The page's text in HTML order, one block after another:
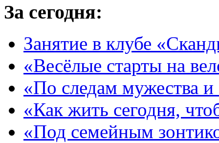
За сегодня:
Занятие в клубе
«Весёлые старты на
«По следам мужества и
«Как жить сегодня,
«Под семейным